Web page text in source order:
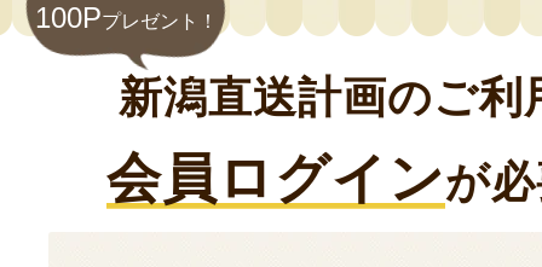
100Pプレゼント！
新潟直送計画のご利
会員ログインが